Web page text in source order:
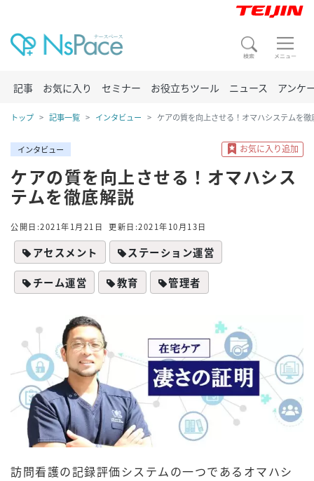
記事 お気に入り セミナー お役立ちツール ニュース アンケ
トップ 記事一覧 インタビュー ケアの質を向上させる！オマハシステムを徹
インタビュー
ケアの質を向上させる！オマハシス
テムを徹底解説
公開日:2021年1月21日 更新日:2021年10月13日
アセスメント ステーション運営
チーム運営 教育 管理者
訪問看護の記録評価システムの一つであるオマハシ